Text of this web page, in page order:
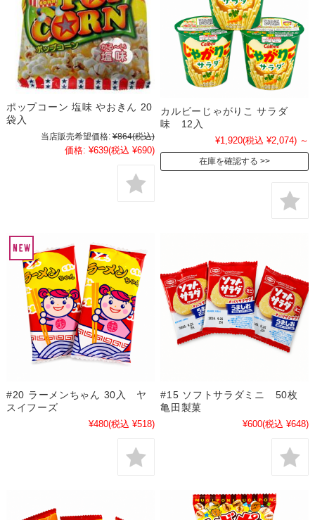
ポップコーン 塩味 やおきん 20
袋入
当店販売希望価格: ¥864(税込)
価格: ¥639(税込 ¥690)
カルビーじゃがりこ サラダ
味 12入
¥1,920(税込 ¥2,074) ～
在庫を確認する
#20 ラーメンちゃん 30入 ヤ
スイフーズ
¥480(税込 ¥518)
#15 ソフトサラダミニ 50枚
亀田製菓
¥600(税込 ¥648)